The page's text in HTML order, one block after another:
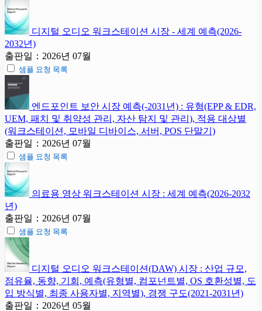
디지털 오디오 워크스테이션 시장 - 세계 예측(2026-
2032년)
출판일：2026년 07월
샘플 요청 목록
엔드포인트 보안 시장 예측(-2031년) : 유형(EPP & EDR,
UEM, 패치 및 취약성 관리, 자산 탐지 및 관리), 적용 대상별
(워크스테이션, 모바일 디바이스, 서버, POS 단말기)
출판일：2026년 07월
샘플 요청 목록
의료용 영상 워크스테이션 시장 : 세계 예측(2026-2032
년)
출판일：2026년 07월
샘플 요청 목록
디지털 오디오 워크스테이션(DAW) 시장 : 산업 규모,
점유율, 동향, 기회, 예측(유형별, 컴포넌트별, OS 호환성별, 도
입 방식별, 최종 사용자별, 지역별), 경쟁 구도(2021-2031년)
출판일：2026년 05월